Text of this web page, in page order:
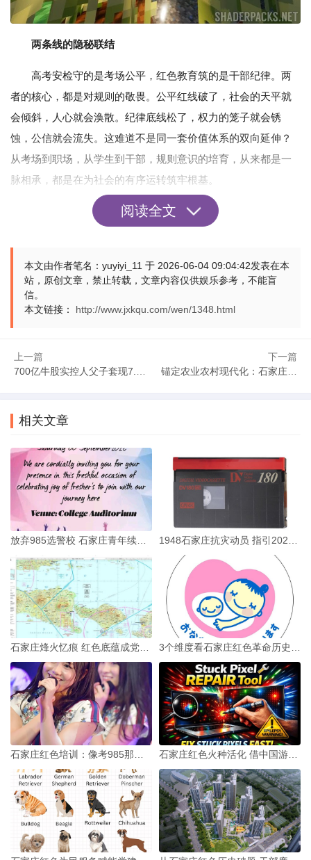
两条线的隐秘联结
高考安检守的是考场公平，红色教育筑的是干部纪律。两
者的核心，都是对规则的敬畏。公平红线破了，社会的天平就
会倾斜，人心就会涣散。纪律底线松了，权力的笼子就会锈
蚀，公信就会流失。这难道不是同一套价值体系的双向延伸？
从考场到职场，从学生到干部，规则意识的培育，从来都是一
脉相承，都是在为社会的有序运转筑牢根基。
红色教育的落地之道
读读文件。不是走走形式。怎么让红色基因真正融入血脉？要
在日常的每一件事里践行，在每一次抉择中坚守，让纪律底线
成为刻在骨子里的自觉。
红色教育筑牢干部纪律底线，是长远保障社会公正的软支撑。
两者结合，才能织密守护社会公平正义的牢固网络。这难道不
文章来源：本站原创 作者：yuyiyi_11
阅读全文
本文由作者笔名：yuyiyi_11 于 2026-06-04 09:04:42发表在本
站，原创文章，禁止转载，文章内容仅供娱乐参考，不能盲
信。
本文链接： http://www.jxkqu.com/wen/1348.html
上一篇
700亿牛股实控人父子套现7.88亿 暗藏哪些市场警示？
下一篇
锚定农业农村现代化：石家庄红色经验的3大振兴启发
相关文章